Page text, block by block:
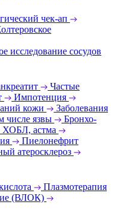
чек-ап
исследование сосудов
Частые
Импотенция
кожи
Заболевания
числе язвы
Бронхо-
ХОБЛ, астма
Пиелонефрит
атеросклероз
Плазмотерапия
(ВЛОК)